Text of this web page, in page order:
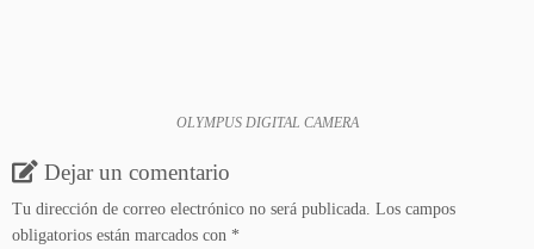
OLYMPUS DIGITAL CAMERA
Dejar un comentario
Tu dirección de correo electrónico no será publicada. Los campos
obligatorios están marcados con *